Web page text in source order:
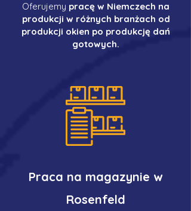
Oferujemy pracę w Niemczech na
produkcji w różnych branżach od
produkcji okien po produkcję dań
gotowych.
Praca na magazynie w
Rosenfeld